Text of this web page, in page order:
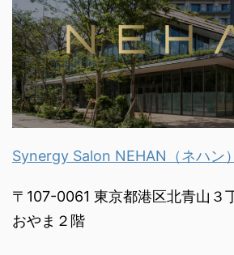
Synergy Salon NEHAN（ネハン）
〒107-0061 東京都港区北青山３
おやま２階